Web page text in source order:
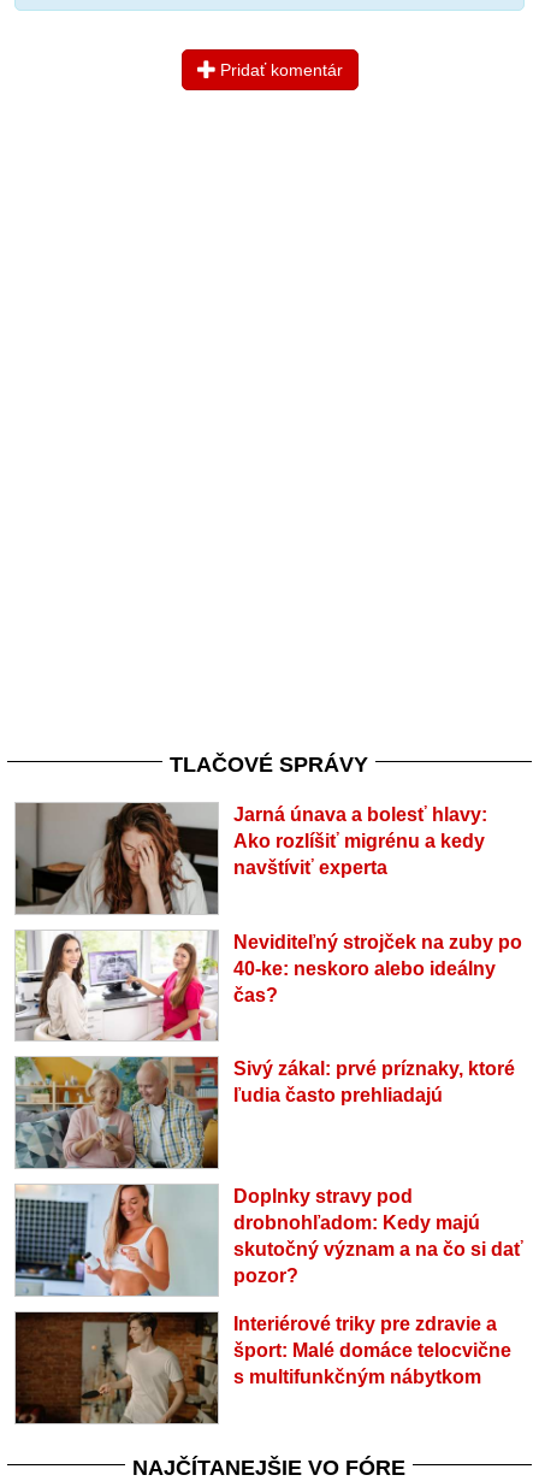
Pridať komentár
TLAČOVÉ SPRÁVY
Jarná únava a bolesť hlavy:
Ako rozlíšiť migrénu a kedy
navštíviť experta
Neviditeľný strojček na zuby po
40-ke: neskoro alebo ideálny
čas?
Sivý zákal: prvé príznaky, ktoré
ľudia často prehliadajú
Doplnky stravy pod
drobnohľadom: Kedy majú
skutočný význam a na čo si dať
pozor?
Interiérové triky pre zdravie a
šport: Malé domáce telocvične
s multifunkčným nábytkom
NAJČÍTANEJŠIE VO FÓRE